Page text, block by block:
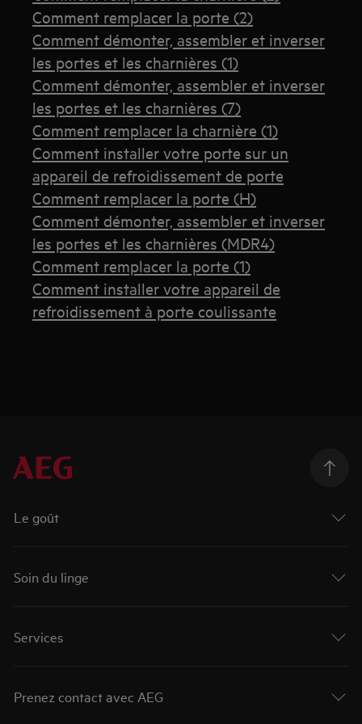
Comment remplacer la porte (2)
Comment démonter, assembler et inverser
les portes et les charnières (1)
Comment démonter, assembler et inverser
les portes et les charnières (7)
Comment remplacer la charnière (1)
Comment installer votre porte sur un
appareil de refroidissement de porte
Comment remplacer la porte (H)
Comment démonter, assembler et inverser
les portes et les charnières (MDR4)
Comment remplacer la porte (1)
Comment installer votre appareil de
refroidissement à porte coulissante
Le goût
Soin du linge
Services
Prenez contact avec AEG